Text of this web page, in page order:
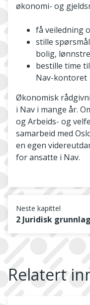
økonomi- og
få veiledning
stille
bolig,
bestille time
Nav-kontoret
Økonomisk
i Nav i mange år.
og Arbeids- og
samarbeid med
en egen
for ansatte i Nav.
Neste kapittel
2 Juridisk grunnlag
Relatert